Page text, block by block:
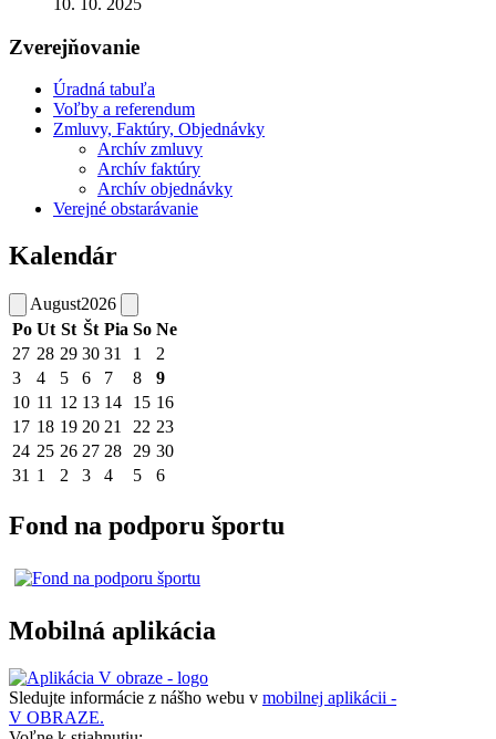
Zverejňovanie
Úradná tabuľa
Voľby a referendum
Zmluvy, Faktúry, Objednávky
Archív zmluvy
Archív faktúry
Archív objednávky
Verejné obstarávanie
Kalendár
August2026
Po Ut St Št Pia So Ne
27 28 29 30 31 1
2
3
4 5 6 7 8
9
10 11 12 13 14 15 16
17 18 19 20 21 22 23
24 25 26 27 28 29 30
31 1 2 3 4 5 6
Fond na podporu športu
Mobilná aplikácia
Sledujte informácie z nášho webu v mobilnej aplikácii -
V OBRAZE.